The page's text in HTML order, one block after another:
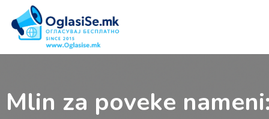
content
Mlin za poveke nameni: